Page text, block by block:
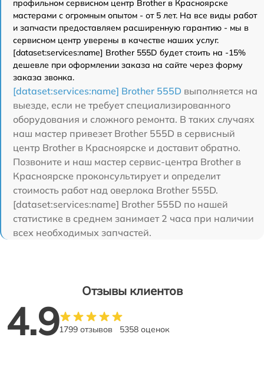
профильном сервисном центр Brother в Красноярске
мастерами с огромным опытом - от 5 лет. На все виды работ
и запчасти предоставляем расширенную гарантию - мы в
сервисном центр уверены в качестве наших услуг.
[dataset:services:name] Brother 555D будет стоить на -15%
дешевле при оформлении заказа на сайте через форму
заказа звонка.
[dataset:services:name] Brother 555D выполняется на
выезде, если не требует специализированного
оборудования и сложного ремонта. В таких случаях
наш мастер привезет Brother 555D в сервисный
центр Brother в Красноярске и доставит обратно.
Позвоните и наш мастер сервис-центра Brother в
Красноярске проконсультирует и определит
стоимость работ над оверлока Brother 555D.
[dataset:services:name] Brother 555D по нашей
статистике в среднем занимает 2 часа при наличии
всех необходимых запчастей.
Отзывы клиентов
4.91799 отзывов 5358 оценок